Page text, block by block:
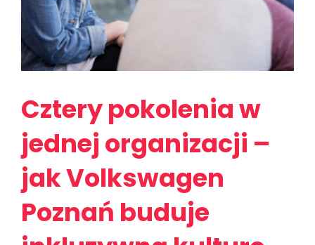
Cztery pokolenia w
jednej organizacji –
jak Volkswagen
Poznań buduje